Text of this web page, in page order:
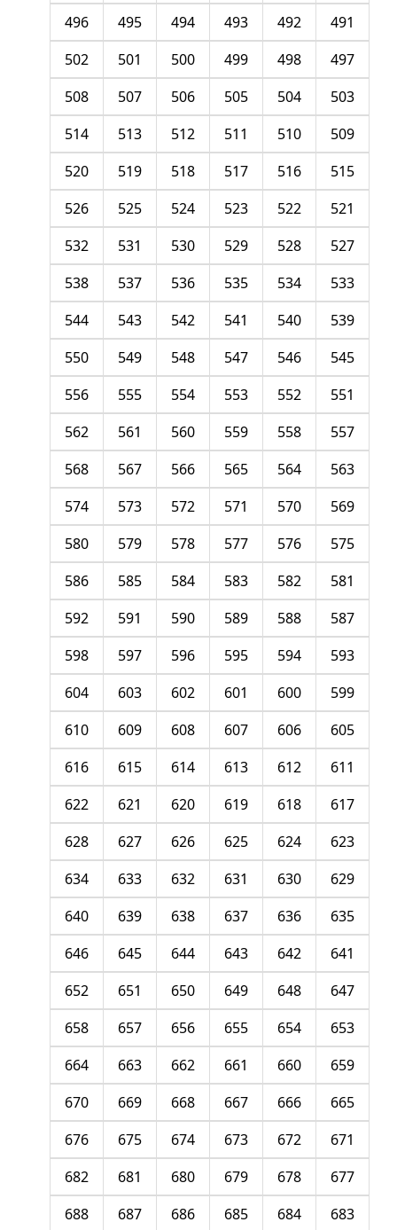
491
492
493
494
495
496
497
498
499
500
501
502
503
504
505
506
507
508
509
510
511
512
513
514
515
516
517
518
519
520
521
522
523
524
525
526
527
528
529
530
531
532
533
534
535
536
537
538
539
540
541
542
543
544
545
546
547
548
549
550
551
552
553
554
555
556
557
558
559
560
561
562
563
564
565
566
567
568
569
570
571
572
573
574
575
576
577
578
579
580
581
582
583
584
585
586
587
588
589
590
591
592
593
594
595
596
597
598
599
600
601
602
603
604
605
606
607
608
609
610
611
612
613
614
615
616
617
618
619
620
621
622
623
624
625
626
627
628
629
630
631
632
633
634
635
636
637
638
639
640
641
642
643
644
645
646
647
648
649
650
651
652
653
654
655
656
657
658
659
660
661
662
663
664
665
666
667
668
669
670
671
672
673
674
675
676
677
678
679
680
681
682
683
684
685
686
687
688